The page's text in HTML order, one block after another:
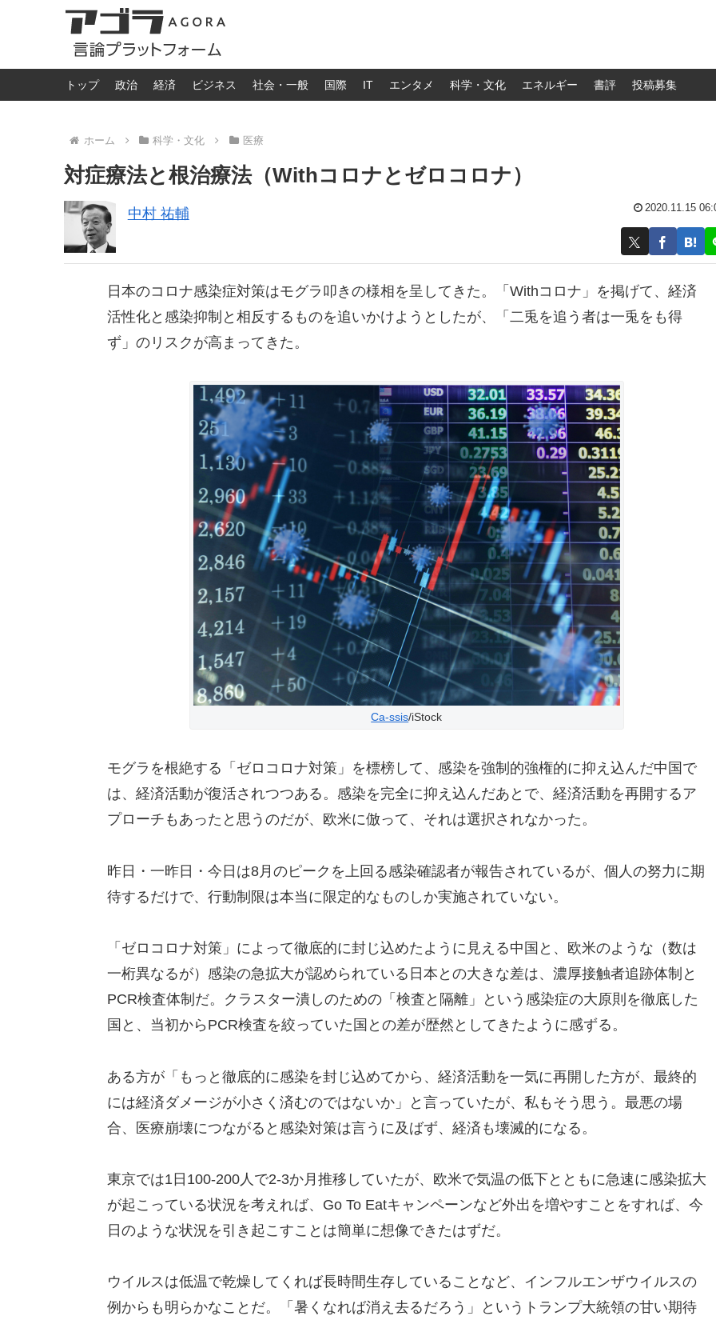
トップ 政治 経済 ビジネス 社会・一般 国際 IT エンタメ 科学・文化 エネルギー 書評 投稿募集
ホーム 科学・文化 医療
対症療法と根治療法（Withコロナとゼロコロナ）
中村 祐輔 2020.11.15
日本のコロナ感染症対策はモグラ叩きの様相を呈してきた。「Withコロナ」を掲げて、経済
活性化と感染抑制と相反するものを追いかけようとしたが、「二兎を追う者は一兎をも得
ず」のリスクが高まってきた。
Ca-ssis/iStock
モグラを根絶する「ゼロコロナ対策」を標榜して、感染を強制的強権的に抑え込んだ中国で
は、経済活動が復活されつつある。感染を完全に抑え込んだあとで、経済活動を再開するア
プローチもあったと思うのだが、欧米に倣って、それは選択されなかった。
昨日・一昨日・今日は8月のピークを上回る感染確認者が報告されているが、個人の努力に期
待するだけで、行動制限は本当に限定的なものしか実施されていない。
「ゼロコロナ対策」によって徹底的に封じ込めたように見える中国と、欧米のような（数は
一桁異なるが）感染の急拡大が認められている日本との大きな差は、濃厚接触者追跡体制と
PCR検査体制だ。クラスター潰しのための「検査と隔離」という感染症の大原則を徹底した
国と、当初からPCR検査を絞っていた国との差が歴然としてきたように感ずる。
ある方が「もっと徹底的に感染を封じ込めてから、経済活動を一気に再開した方が、最終的
には経済ダメージが小さく済むのではないか」と言っていたが、私もそう思う。最悪の場
合、医療崩壊につながると感染対策は言うに及ばず、経済も壊滅的になる。
東京では1日100-200人で2-3か月推移していたが、欧米で気温の低下とともに急速に感染拡大
が起こっている状況を考えれば、Go To Eatキャンペーンなど外出を増やすことをすれば、今
日のような状況を引き起こすことは簡単に想像できたはずだ。
ウイルスは低温で乾燥してくれば長時間生存していることなど、インフルエンザウイルスの
例からも明らかなことだ。「暑くなれば消え去るだろう」というトランプ大統領の甘い期待